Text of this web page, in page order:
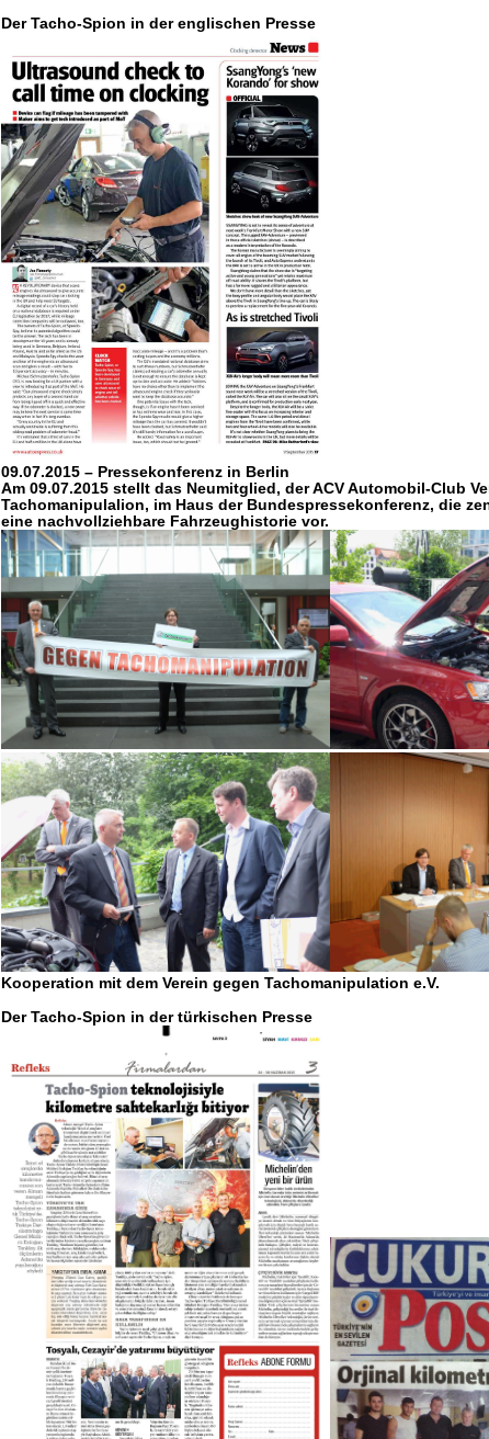
Der Tacho-Spion in der englischen Presse
09.07.2015 – Pressekonferenz in Berlin
Am 09.07.2015 stellt das Neumitglied, der ACV Automobil-Club
Tachomanipulalion, im Haus der Bundespressekonferenz, die
eine nachvollziehbare Fahrzeughistorie vor.
Kooperation mit dem Verein gegen Tachomanipulation e.V.
Der Tacho-Spion in der türkischen Presse